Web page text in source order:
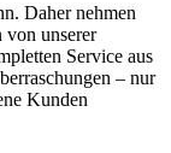
Daher nehmen
von unserer
Service aus
– nur
Kunden